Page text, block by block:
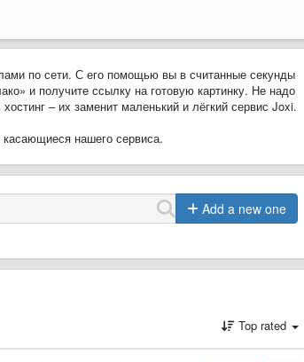
по сети. С его помощью вы в считанные секунды
и получите ссылку на готовую картинку. Не надо
– их заменит маленький и лёгкий сервис Joxi.
нашего сервиса.
Add a new one
Top rated